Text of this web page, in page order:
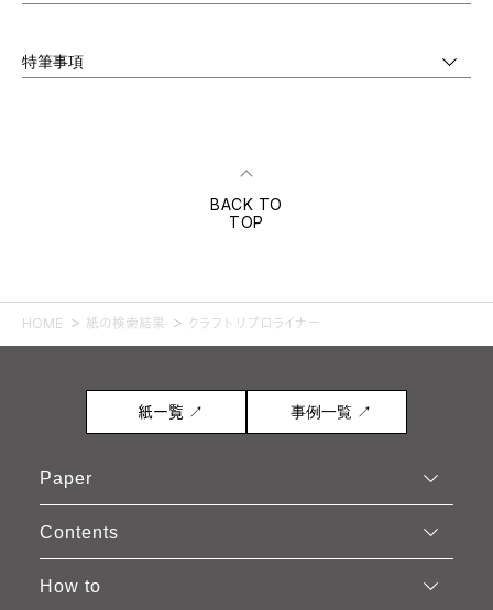
特筆事項
BACK TO
TOP
HOME 紙の検索結果 クラフト リプロライナー
紙一覧 ↗ 事例一覧 ↗
Paper
Contents
How to